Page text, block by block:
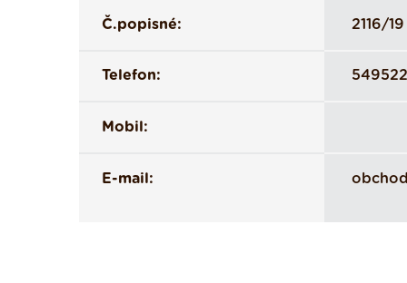
Č.popisné: 2116/19
Telefon:
Mobil:
E-mail: